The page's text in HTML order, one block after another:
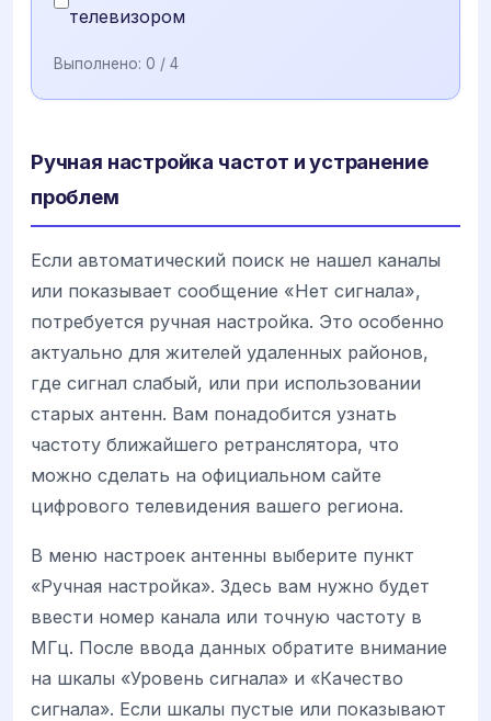
телевизором
Выполнено: 0 / 4
Ручная настройка частот и устранение
проблем
Если автоматический поиск не нашел каналы
или показывает сообщение «Нет сигнала»,
потребуется ручная настройка. Это особенно
актуально для жителей удаленных районов,
где сигнал слабый, или при использовании
старых антенн. Вам понадобится узнать
частоту ближайшего ретранслятора, что
можно сделать на официальном сайте
цифрового телевидения вашего региона.
В меню настроек антенны выберите пункт
«Ручная настройка». Здесь вам нужно будет
ввести номер канала или точную частоту в
МГц. После ввода данных обратите внимание
на шкалы «Уровень сигнала» и «Качество
сигнала». Если шкалы пустые или показывают